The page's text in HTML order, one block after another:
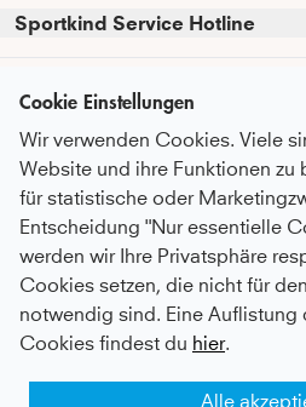
Sportkind Service Hotline
entgegennehmen können.
Telefonische Unterstützung und
+49 (0)821 319 499 12
Mo - Do
9:00 - 16:00 Uhr
9:00 - 15:00 Uhr
oder auch gerne per E-Mail an
kundenservice@sportkind.de
Kundenservice
FAQ - Häufige Fragen
Serviceversprechen
Pflegeempfehlungen
Zahlung & Versand
Umtausch & Rückgabe
After Sale Service
Informationen
Über Uns
Nachhaltigkeit
Karriere
Botschafter:in werden
Newsletter
Abonniere unseren Newsletter
zum Checkout gehst
und
regelmäßige Informationen über
Zahlungsmethoden
Cookie Einstellungen
Wir verwenden Cookies. Viele
Website und ihre Funktionen zu
für statistische oder
Entscheidung "Nur essentielle
werden wir Ihre Privatsphäre
Cookies setzen, die nicht für
notwendig sind. Eine Auflistung
Cookies findest du hier.
Alle